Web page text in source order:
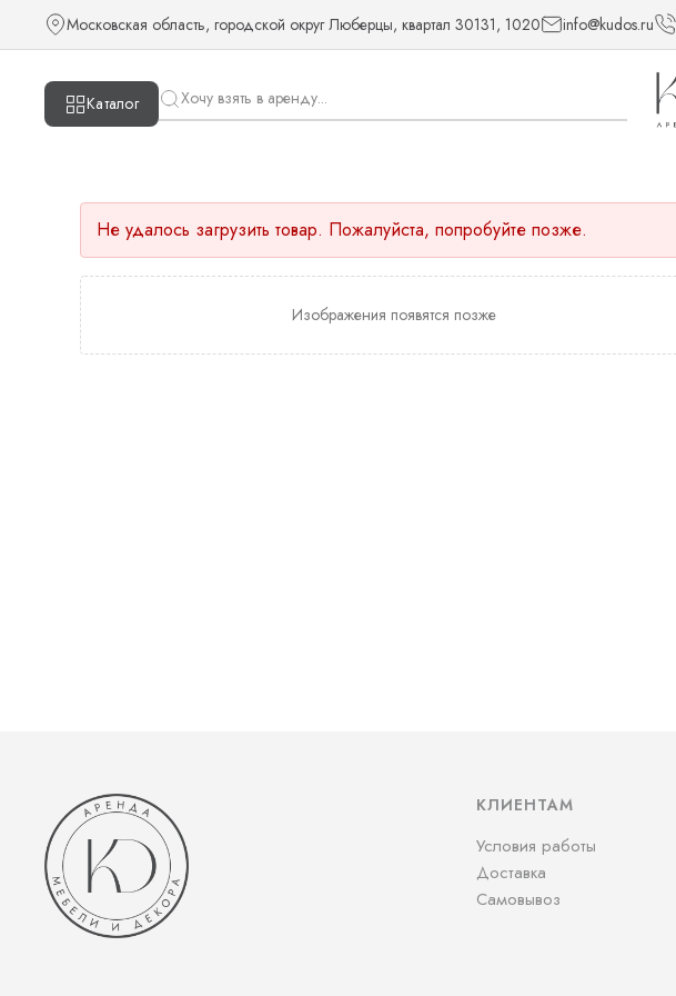
Московская область, городской округ Люберцы, квартал 30131, 1020 info@kudos.ru
Каталог
Не удалось загрузить товар. Пожалуйста, попробуйте позже.
Изображения появятся позже
КЛИЕНТАМ
Условия работы
Доставка
Самовывоз